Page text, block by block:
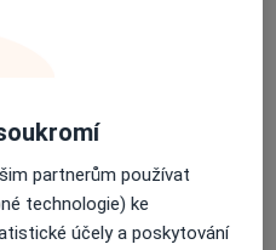
není aktivní
partnerům používat
technologie) ke
účely a poskytování